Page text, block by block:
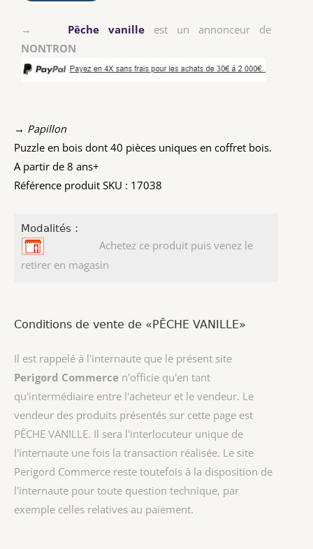
→ Pêche vanille est un annonceur de
NONTRON
→ Papillon
Puzzle en bois dont 40 pièces uniques en coffret bois.
A partir de 8 ans+
Référence produit SKU : 17038
Modalités :
Achetez ce produit puis venez le
retirer en magasin
Conditions de vente de «PÊCHE VANILLE»
Il est rappelé à l'internaute que le présent site
Perigord Commerce n'officie qu'en tant
qu'intermédiaire entre l'acheteur et le vendeur. Le
vendeur des produits présentés sur cette page est
PÊCHE VANILLE. Il sera l'interlocuteur unique de
l'internaute une fois la transaction réalisée. Le site
Perigord Commerce reste toutefois à la disposition de
l'internaute pour toute question technique, par
exemple celles relatives au paiement.